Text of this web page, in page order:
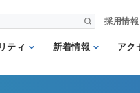
採用情報
ティ 新着情報 アク